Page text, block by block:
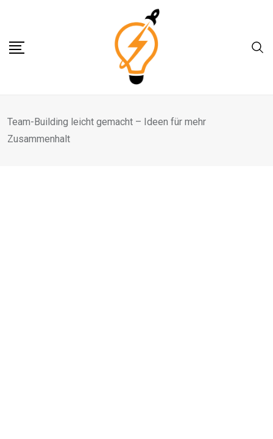
content
Team-Building leicht gemacht – Ideen für mehr
Zusammenhalt